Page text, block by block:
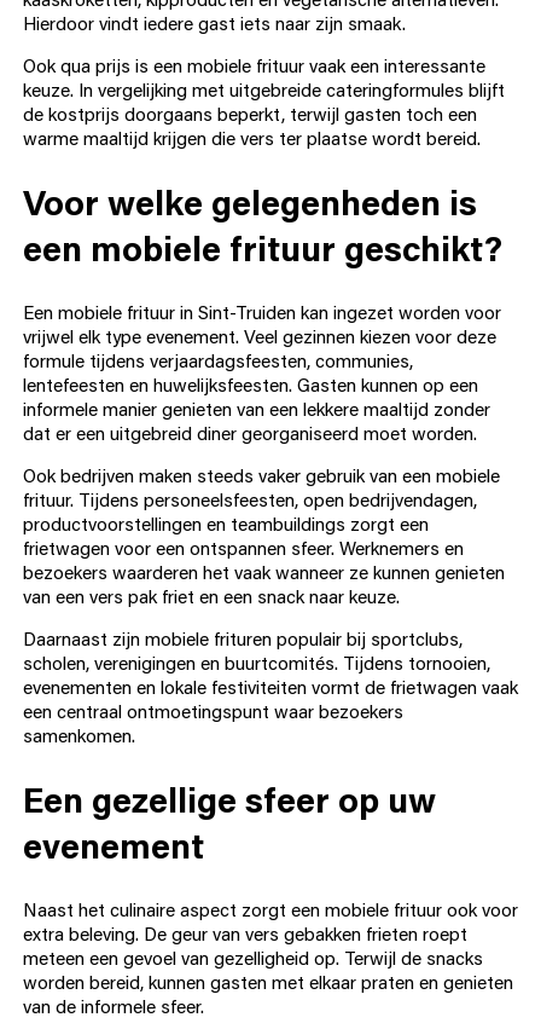
Hierdoor vindt iedere gast iets naar zijn smaak.
Ook qua prijs is een mobiele frituur vaak een interessante
keuze. In vergelijking met uitgebreide cateringformules blijft
de kostprijs doorgaans beperkt, terwijl gasten toch een
warme maaltijd krijgen die vers ter plaatse wordt bereid.
Voor welke gelegenheden is
een mobiele frituur geschikt?
Een mobiele frituur in Sint-Truiden kan ingezet worden voor
vrijwel elk type evenement. Veel gezinnen kiezen voor deze
formule tijdens verjaardagsfeesten, communies,
lentefeesten en huwelijksfeesten. Gasten kunnen op een
informele manier genieten van een lekkere maaltijd zonder
dat er een uitgebreid diner georganiseerd moet worden.
Ook bedrijven maken steeds vaker gebruik van een mobiele
frituur. Tijdens personeelsfeesten, open bedrijvendagen,
productvoorstellingen en teambuildings zorgt een
frietwagen voor een ontspannen sfeer. Werknemers en
bezoekers waarderen het vaak wanneer ze kunnen genieten
van een vers pak friet en een snack naar keuze.
Daarnaast zijn mobiele frituren populair bij sportclubs,
scholen, verenigingen en buurtcomités. Tijdens tornooien,
evenementen en lokale festiviteiten vormt de frietwagen vaak
een centraal ontmoetingspunt waar bezoekers
samenkomen.
Een gezellige sfeer op uw
evenement
Naast het culinaire aspect zorgt een mobiele frituur ook voor
extra beleving. De geur van vers gebakken frieten roept
meteen een gevoel van gezelligheid op. Terwijl de snacks
worden bereid, kunnen gasten met elkaar praten en genieten
van de informele sfeer.